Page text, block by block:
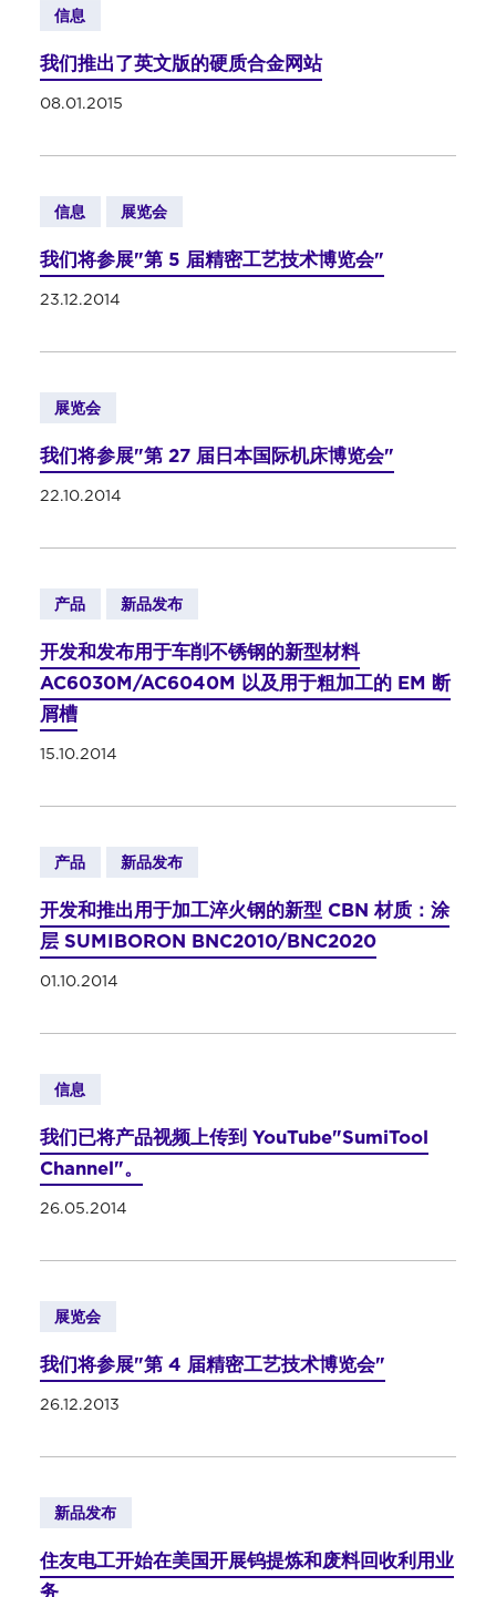
信息
我们推出了英文版的硬质合金网站
08.01.2015
信息 展览会
我们将参展"第 5 届精密工艺技术博览会"
23.12.2014
展览会
我们将参展"第 27 届日本国际机床博览会"
22.10.2014
产品 新品发布
开发和发布用于车削不锈钢的新型材料
AC6030M/AC6040M 以及用于粗加工的 EM 断
屑槽
15.10.2014
产品 新品发布
开发和推出用于加工淬火钢的新型 CBN 材质：涂
层 SUMIBORON BNC2010/BNC2020
01.10.2014
信息
我们已将产品视频上传到 YouTube"SumiTool
Channel"。
26.05.2014
展览会
我们将参展"第 4 届精密工艺技术博览会"
26.12.2013
新品发布
住友电工开始在美国开展钨提炼和废料回收利用业